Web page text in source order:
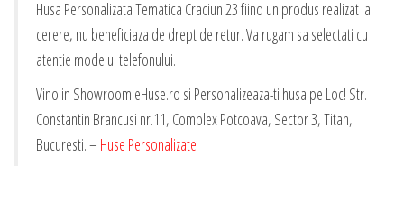
Husa Personalizata Tematica Craciun 23 fiind un produs realizat la
cerere, nu beneficiaza de drept de retur. Va rugam sa selectati cu
atentie modelul telefonului.
Vino in Showroom eHuse.ro si Personalizeaza-ti husa pe Loc! Str.
Constantin Brancusi nr.11, Complex Potcoava, Sector 3, Titan,
Bucuresti. – Huse Personalizate